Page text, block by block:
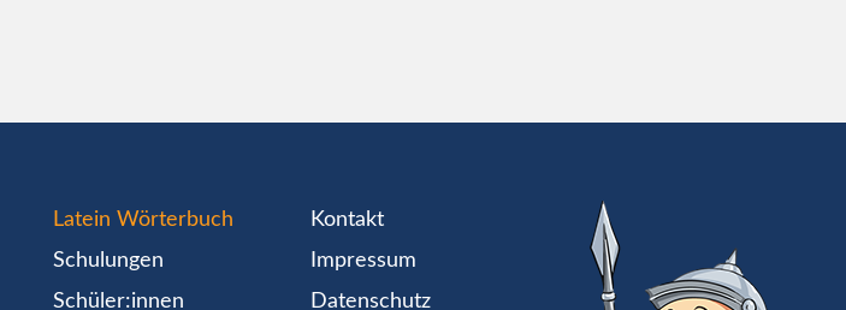
Latein Wörterbuch
Schulungen
Schüler:innen
Kontakt
Impressum
Datenschutz